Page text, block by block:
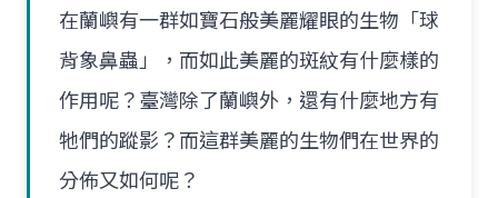
在蘭嶼有一群如寶石般美麗耀眼的生物「球
背象鼻蟲」，而如此美麗的斑紋有什麼樣的
作用呢？臺灣除了蘭嶼外，還有什麼地方有
牠們的蹤影？而這群美麗的生物們在世界的
分佈又如何呢？